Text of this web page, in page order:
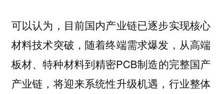
可以认为，目前国内产业链已逐步实现核心
材料技术突破，随着终端需求爆发，从高端
板材、特种材料到精密PCB制造的完整国产
产业链，将迎来系统性升级机遇，行业整体